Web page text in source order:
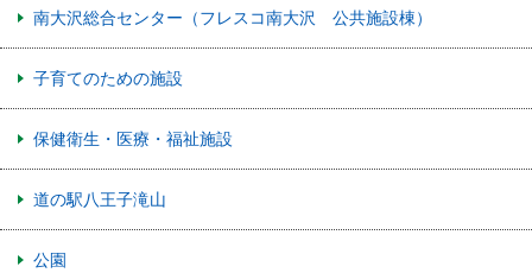
南大沢総合センター（フレスコ南大沢 公共施設棟）
子育てのための施設
保健衛生・医療・福祉施設
道の駅八王子滝山
公園